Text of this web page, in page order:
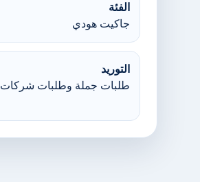
الفئة
جاكيت هودي
التوريد
طلبات جملة وطلبات شركات